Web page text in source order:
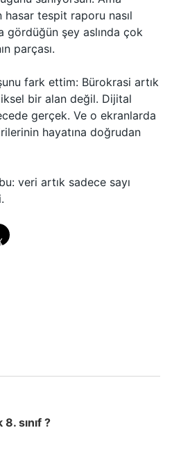
tespit raporu nasıl
gördüğün şey aslında çok
parçası.
fark ettim: Bürokrasi artık
bir alan değil. Dijital
gerçek. Ve o ekranlarda
hayatına doğrudan
veri artık sadece sayı
sınıf ?